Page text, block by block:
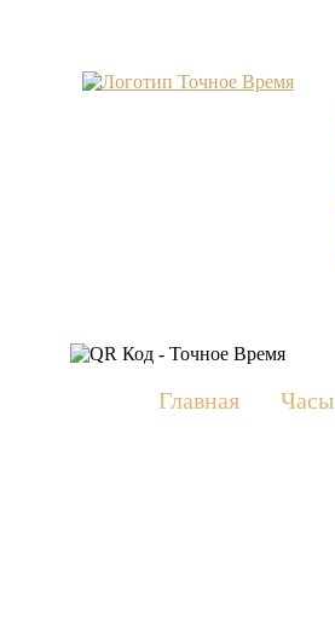
Главная Часы